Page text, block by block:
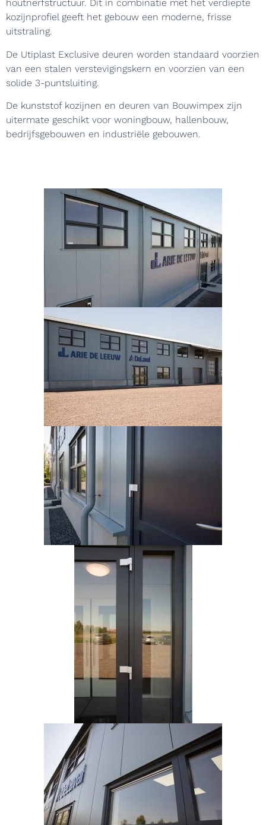
houtnerfstructuur. Dit in combinatie met het verdiepte
kozijnprofiel geeft het gebouw een moderne, frisse
uitstraling.
De Utiplast Exclusive deuren worden standaard voorzien
van een stalen verstevigingskern en voorzien van een
solide 3-puntsluiting.
De kunststof kozijnen en deuren van Bouwimpex zijn
uitermate geschikt voor woningbouw, hallenbouw,
bedrijfsgebouwen en industriële gebouwen.